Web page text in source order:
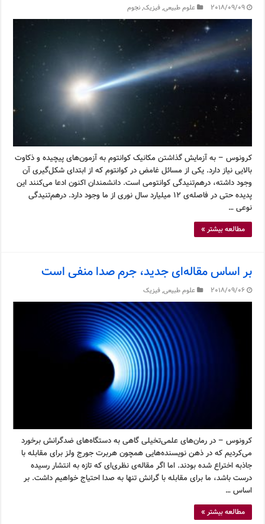
2018/09/09 علوم طبیعی,فیزیک,نجوم
کرونوس – به آزمایش گذاشتن مکانیک کوانتوم به آزمون‌های پیچیده و ذکاوت
بالایی نیاز دارد. یکی از مسائل غامض در کوانتوم که از ابتدای شکل‌گیری آن
وجود داشته، درهم‌تنیدگی کوانتومی است. دانشمندان اکنون ادعا می‌کنند این
پدیده حتی در فاصله‌ی ۱۲ میلیارد سال نوری از ما وجود دارد. درهم‌تنیدگی
نوعی …
مطالعه بیشتر »
بر اساس مقاله‌ای جدید، جرم صدا منفی است
2018/09/06 علوم طبیعی,فیزیک
کرونوس – در رمان‌های علمی‌تخیلی گاهی به دستگاه‌های ضدگرانش برخورد
می‌کردیم که در ذهن نویسنده‌هایی همچون هربرت جورج ولز برای مقابله با
جاذبه اختراع شده بودند. اما اگر مقاله‌ی نظری‌ای که تازه به انتشار رسیده
درست باشد، ما برای مقابله با گرانش تنها به صدا احتیاج خواهیم داشت. بر
اساس …
مطالعه بیشتر »